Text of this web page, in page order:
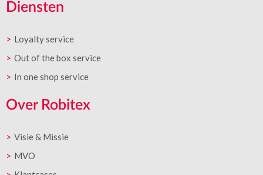
Diensten
Loyalty service
Out of the box service
In one shop service
Over Robitex
Visie & Missie
MVO